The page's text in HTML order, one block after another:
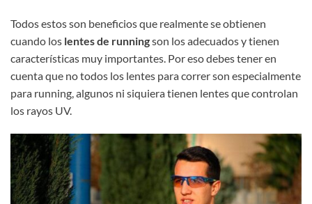
Todos estos son beneficios que realmente se obtienen
cuando los lentes de runningson los adecuados y tienen
características muy importantes. Por eso debes tener en
cuenta que no todos los lentes para correr son especialmente
para running, algunos ni siquiera tienen lentes que controlan
los rayos UV.